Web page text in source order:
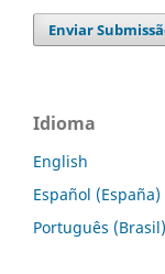
Enviar
Idioma
English
Español (España)
Português (Brasil)